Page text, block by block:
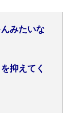
みたいな
抑えてく